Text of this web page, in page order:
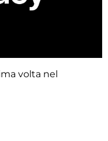
volta nel